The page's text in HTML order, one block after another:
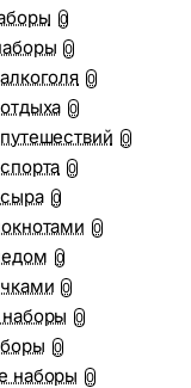
0
0
0
0
0
0
0
0
0
0
0
0
наборы 0